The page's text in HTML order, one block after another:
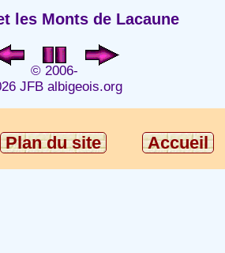
les Monts de Lacaune
© 2006-
JFB albigeois.org
Plan du site Accueil